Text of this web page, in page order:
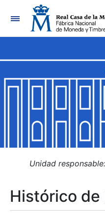
Navegación
Mostrar/Ocultar
Mostrar/Ocultar
Mostrar/Ocultar
Mostrar/Ocultar
Unidad
Histórico